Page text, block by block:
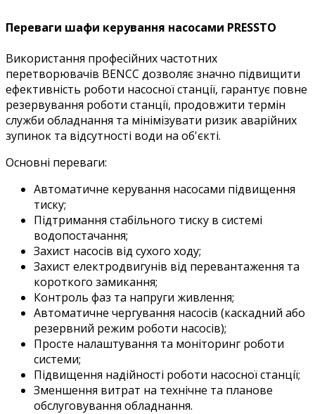
Переваги шафи керування насосами PRESSTO
Використання професійних частотних
перетворювачів BENCC дозволяє значно підвищити
ефективність роботи насосної станції, гарантує повне
резервування роботи станції, продовжити термін
служби обладнання та мінімізувати ризик аварійних
зупинок та відсутності води на об'єкті.
Основні переваги:
Автоматичне керування насосами підвищення
тиску;
Підтримання стабільного тиску в системі
водопостачання;
Захист насосів від сухого ходу;
Захист електродвигунів від перевантаження та
короткого замикання;
Контроль фаз та напруги живлення;
Автоматичне чергування насосів (каскадний або
резервний режим роботи насосів);
Просте налаштування та моніторинг роботи
системи;
Підвищення надійності роботи насосної станції;
Зменшення витрат на технічне та планове
обслуговування обладнання.